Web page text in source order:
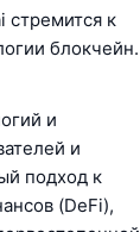
стремится к
блокчейн.
и
и
подход к
(DeFi),